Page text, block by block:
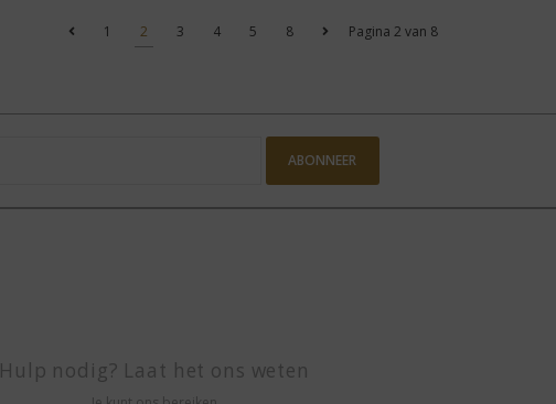
Pagina 2 van 8
1 2 3 4 5 8
ABONNEER
Hulp nodig? Laat het ons weten